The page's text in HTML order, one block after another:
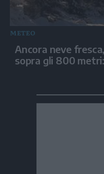
METEO
Ancora neve
sopra gli 800